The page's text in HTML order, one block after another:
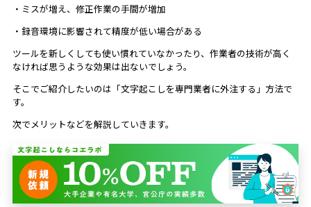
・ミスが増え、修正作業の手間が増加
・録音環境に影響されて精度が低い場合がある
ツールを新しくしても使い慣れていなかったり、作業者の技術が高く
なければ思うような効果は出ないでしょう。
そこでご紹介したいのは「文字起こしを専門業者に外注する」方法で
す。
次でメリットなどを解説していきます。